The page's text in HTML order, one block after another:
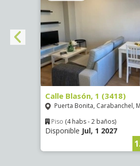
Calle Blasón, 1 (3418)
Puerta Bonita, Carabanchel,
Piso (4 habs - 2 baños)
Disponible Jul, 1 2027